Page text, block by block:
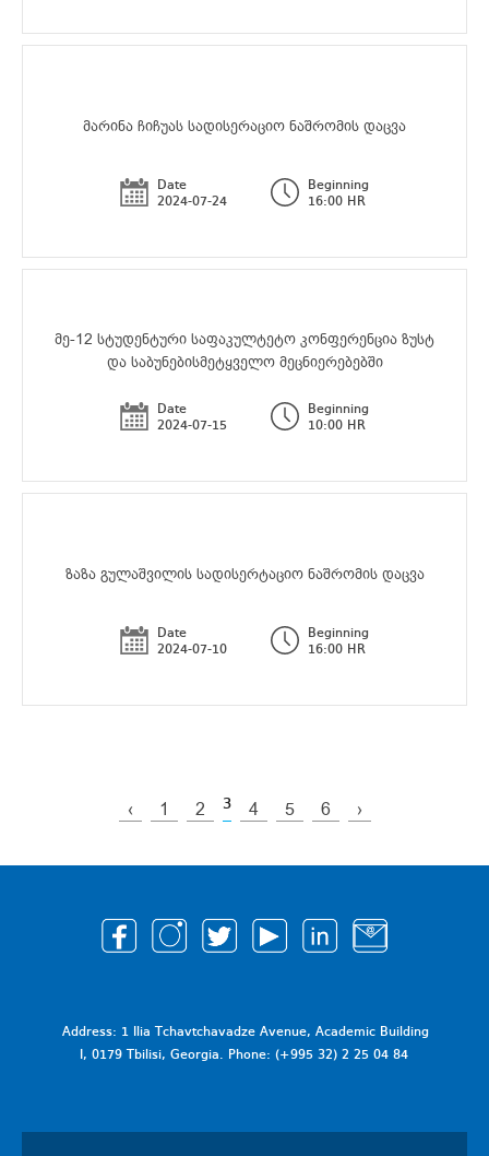
მარინა ჩიჩუას სადისერაციო ნაშრომის დაცვა
Date
2024-07-24
Beginning
16:00 HR
მე-12 სტუდენტური საფაკულტეტო კონფერენცია ზუსტ
და საბუნებისმეტყველო მეცნიერებებში
Date
2024-07-15
Beginning
10:00 HR
ზაზა გულაშვილის სადისერტაციო ნაშრომის დაცვა
Date
2024-07-10
Beginning
16:00 HR
‹ 1 2 3 4 5 6 ›
Address: 1 Ilia Tchavtchavadze Avenue, Academic Building
I, 0179 Tbilisi, Georgia. Phone: (+995 32) 2 25 04 84